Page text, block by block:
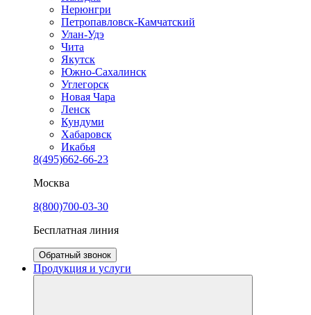
Нерюнгри
Петропавловск-Камчатский
Улан-Удэ
Чита
Якутск
Южно-Сахалинск
Углегорск
Новая Чара
Ленск
Кундуми
Хабаровск
Икабья
8(495)662-66-23
Москва
8(800)700-03-30
Бесплатная линия
Обратный звонок
Продукция и услуги